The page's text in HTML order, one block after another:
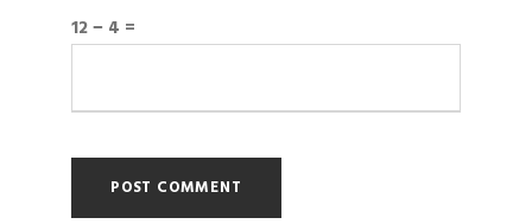
12 − 4 =